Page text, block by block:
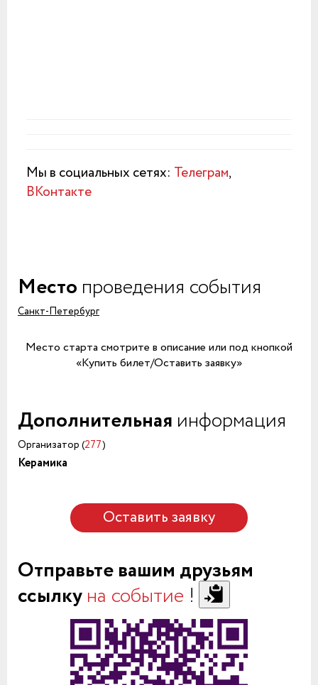
Мы в социальных сетях: Телеграм,
ВКонтакте
Место проведения события
Санкт-Петербург
Место старта смотрите в описание или под кнопкой
«Купить билет/Оставить заявку»
Дополнительная информация
Организатор (277)
Керамика
Оставить заявку
Отправьте вашим друзьям
ссылкуна событие !